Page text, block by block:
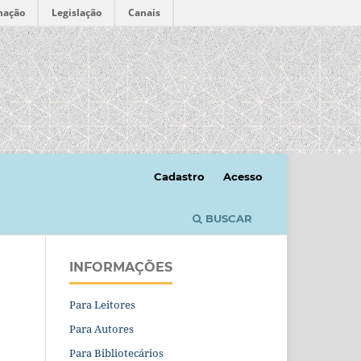
Legislação Canais
BUSCAR
Cadastro Acesso
INFORMAÇÕES
Para Leitores
Para Autores
Para Bibliotecários